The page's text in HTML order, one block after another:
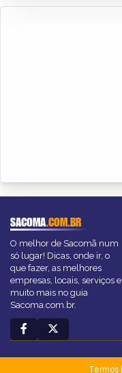
SACOMA.COM.BR
O melhor de Sacomã num
só lugar! Dicas, onde ir, o
que fazer, as melhores
empresas, locais, serviços e
muito mais no guia
Sacoma.com.br.
Termos